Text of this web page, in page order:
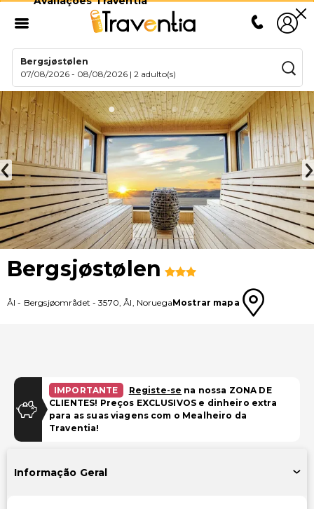
Bergsjøstølen
07/08/2026 - 08/08/2026 |2 adulto(s)
Bergsjøstølen
Ål - Bergsjøområdet -3570,Ål, NoruegaMostrar mapa
IMPORTANTE Registe-se na nossa ZONA DE
CLIENTES! Preços EXCLUSIVOS e dinheiro extra
para as suas viagens com o Mealheiro da
Traventia!
Informação Geral